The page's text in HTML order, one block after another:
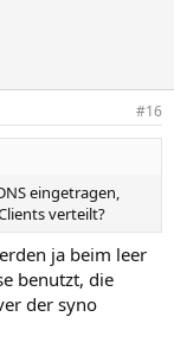
#16
eingetragen,
verteilt?
ja beim leer
benutzt, die
der syno